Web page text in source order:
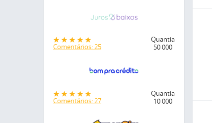
Comentários: 25
Quantia
50 000
Comentários: 27
Quantia
10 000